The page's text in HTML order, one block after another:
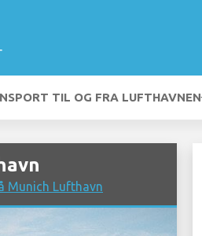
TIL OG FRA LUFTHAVNEN
Munich Lufthavn